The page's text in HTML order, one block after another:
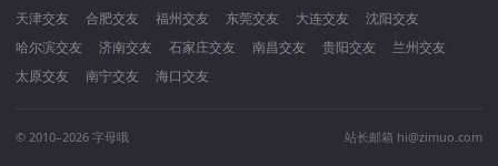
天津交友
合肥交友 福州交友 东莞交友 大连交友
沈阳交友
哈尔滨交友
济南交友 石家庄交友 南昌交友 贵阳交友
兰州交友
太原交友
南宁交友 海口交友
© 2010–2026 字母哦 站长邮箱 hi@zimuo.com